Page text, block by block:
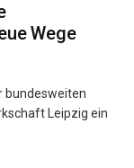
Wege
bundesweiten
Leipzig ein